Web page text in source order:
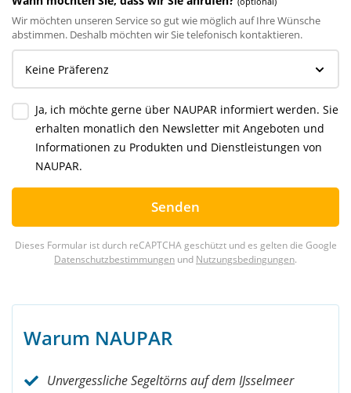
Wir möchten unseren Service so gut wie möglich auf Ihre Wünsche
abstimmen. Deshalb möchten wir Sie telefonisch kontaktieren.
Ja, ich möchte gerne über NAUPAR informiert werden. Sie
erhalten monatlich den Newsletter mit Angeboten und
Informationen zu Produkten und Dienstleistungen von
NAUPAR.
Senden
Dieses Formular ist durch reCAPTCHA geschützt und es gelten die Google
Datenschutzbestimmungen und Nutzungsbedingungen.
Warum NAUPAR
Unvergessliche Segeltörns auf dem IJsselmeer